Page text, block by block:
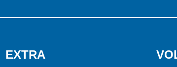
EXTRA